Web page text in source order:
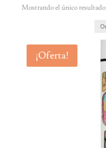
Mostrando el único resultado
¡Oferta!